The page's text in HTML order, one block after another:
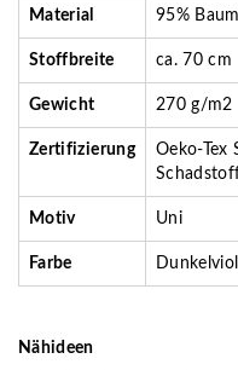
Material 95%
Stoffbreite ca. 70 cm
Gewicht 270 g/m2
Zertifizierung
Oeko-Tex
Motiv Uni
Farbe
Nähideen